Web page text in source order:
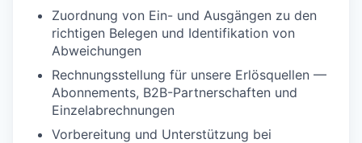
Zuordnung von Ein- und Ausgängen zu den
richtigen Belegen und Identifikation von
Abweichungen
Rechnungsstellung für unsere Erlösquellen —
Abonnements, B2B-Partnerschaften und
Einzelabrechnungen
Vorbereitung und Unterstützung bei